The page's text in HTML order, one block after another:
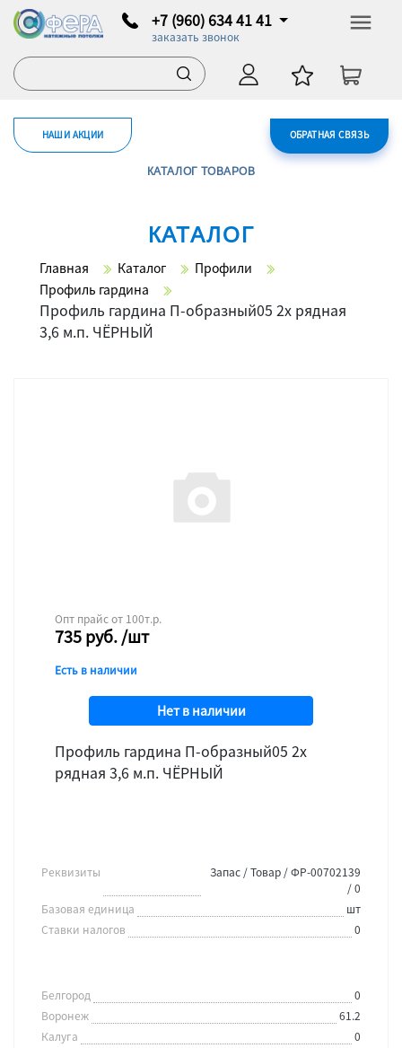
+7 (960) 634 41 41
заказать звонок
ОБРАТНАЯ СВЯЗЬ
НАШИ АКЦИИ
КАТАЛОГ ТОВАРОВ
КАТАЛОГ
Главная Каталог
Профили
Профиль гардина
Профиль гардина П-образный05 2х рядная
3,6 м.п. ЧЁРНЫЙ
Опт прайс от 100т.р.
735руб./шт
Есть в наличии
Нет в наличии
Профиль гардина П-образный05 2х
рядная 3,6 м.п. ЧЁРНЫЙ
Реквизиты
Запас / Товар / ФР-00702139
/ 0
Базовая единица
шт
Ставки налогов
0
Белгород
0
Воронеж
61.2
Калуга
0